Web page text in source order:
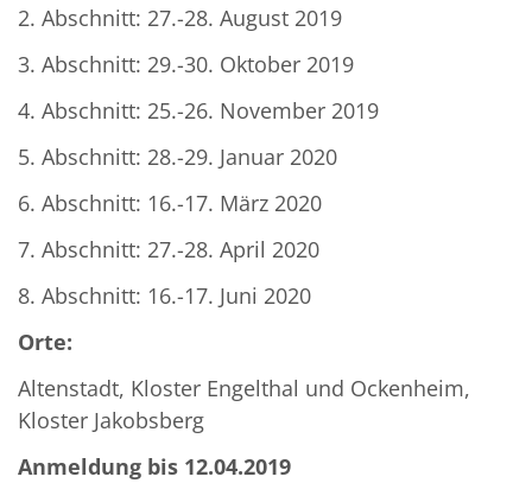
2. Abschnitt: 27.-28. August 2019
3. Abschnitt: 29.-30. Oktober 2019
4. Abschnitt: 25.-26. November 2019
5. Abschnitt: 28.-29. Januar 2020
6. Abschnitt: 16.-17. März 2020
7. Abschnitt: 27.-28. April 2020
8. Abschnitt: 16.-17. Juni 2020
Orte:
Altenstadt, Kloster Engelthal und Ockenheim,
Kloster Jakobsberg
Anmeldung bis 12.04.2019